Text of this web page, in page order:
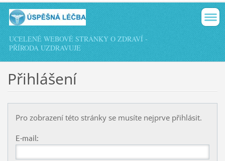
UCELENÉ WEBOVÉ STRÁNKY O ZDRAVÍ -
PŘÍRODA UZDRAVUJE
Přihlášení
Pro zobrazení této stránky se musíte nejprve přihlásit.
E-mail: